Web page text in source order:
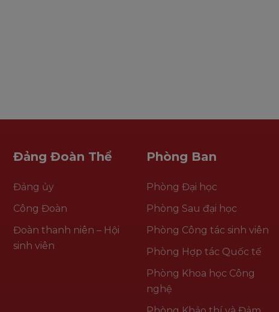
Đảng Đoàn Thể
Đảng ủy
Công Đoàn
Đoàn thanh niên – Hội
sinh viên
Phòng Ban
Phòng Đại học
Phòng Sau đại học
Phòng Công tác sinh viên
Phòng Hợp tác Quốc tế
Phòng Khoa học Công
nghệ